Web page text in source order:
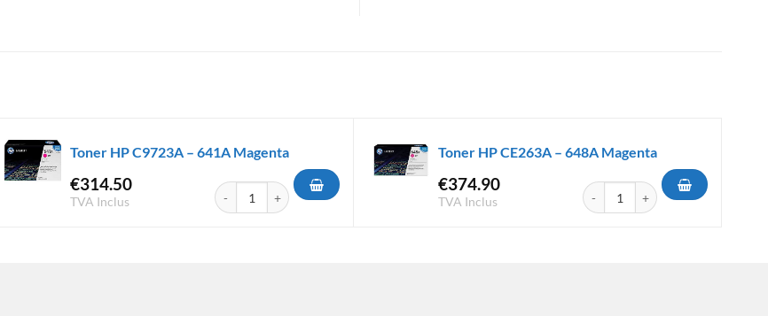
- 645A Magenta
Toner HP C9723A – 641A Magenta
€314.50
TVA Inclus
quantité de Toner HP C9723A - 641A Magenta
Toner HP CE263A – 648A Magenta
€374.90
TVA Inclus
quantité de Toner HP CE263A -